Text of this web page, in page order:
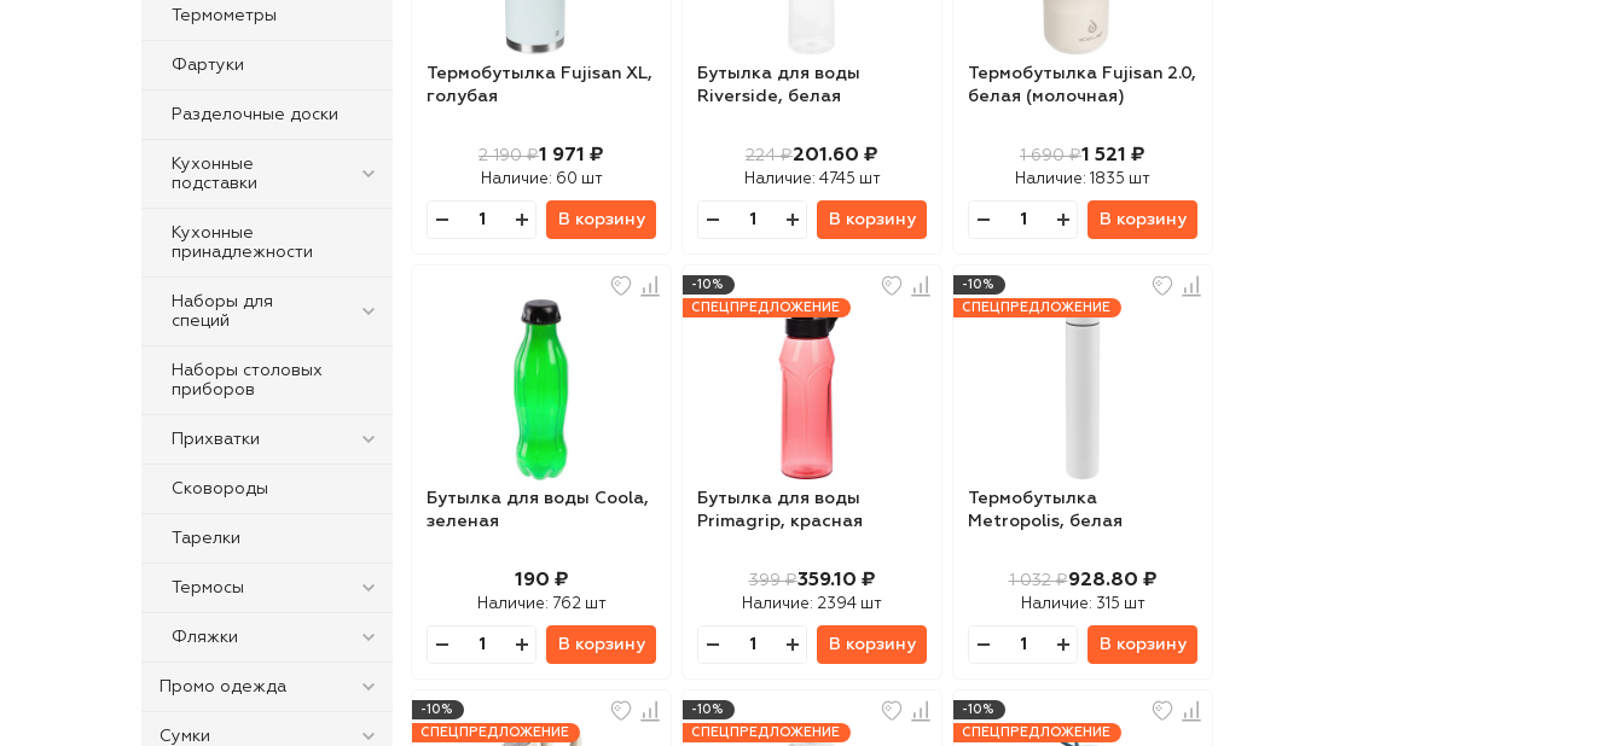
Термометры
Фартуки
Разделочные доски
Кухонные
подставки
Кухонные
принадлежности
Наборы для
специй
Наборы столовых
приборов
Прихватки
Сковороды
Тарелки
Термосы
Фляжки
Промо одежда
Сумки
Термобутылка Fujisan XL,
голубая
2 190 ₽1 971 ₽
Наличие: 60 шт
В корзину
Бутылка для воды
Riverside, белая
224 ₽201.60 ₽
Наличие: 4745 шт
В корзину
Термобутылка Fujisan 2.0,
белая (молочная)
1 690 ₽1 521 ₽
Наличие: 1835 шт
В корзину
Бутылка для воды Coola,
зеленая
190 ₽
Наличие: 762 шт
В корзину
-10%
СПЕЦПРЕДЛОЖЕНИЕ
Бутылка для воды
Primagrip, красная
399 ₽359.10 ₽
Наличие: 2394 шт
В корзину
-10%
СПЕЦПРЕДЛОЖЕНИЕ
Термобутылка
Metropolis, белая
1 032 ₽928.80 ₽
Наличие: 315 шт
В корзину
-10%
СПЕЦПРЕДЛОЖЕНИЕ
-10%
СПЕЦПРЕДЛОЖЕНИЕ
-10%
СПЕЦПРЕДЛОЖЕНИЕ